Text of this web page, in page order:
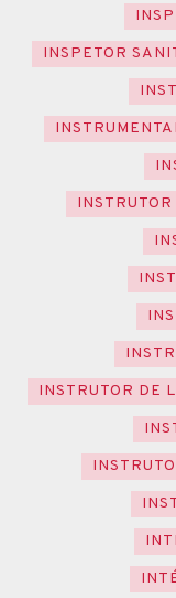
INSPETOR
INSTRUTOR DE